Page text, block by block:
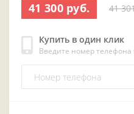
41 300 руб. 41
Купить в один клик
Введите номер